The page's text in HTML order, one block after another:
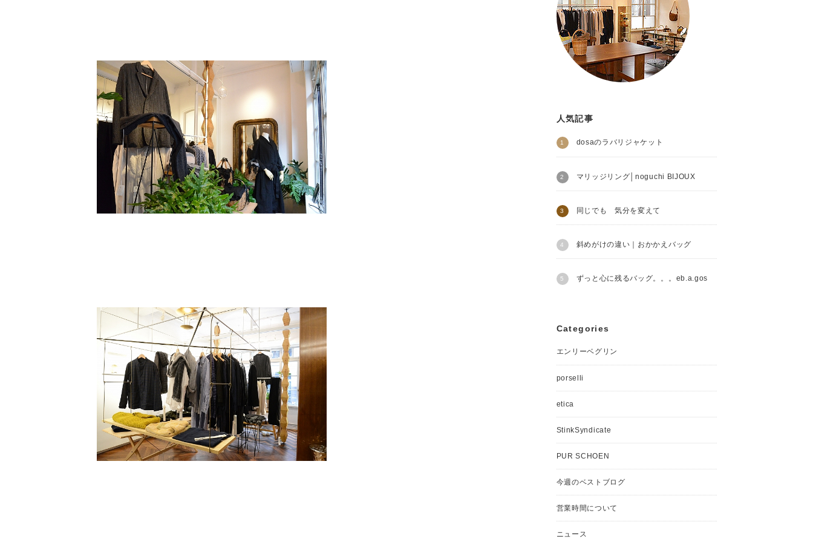
人気記事
dosaのラバリジャケット
マリッジリング│noguchi BIJOUX
同じでも 気分を変えて
斜めがけの違い｜おかかえバッグ
ずっと心に残るバッグ。。。eb.a.gos
Categories
エンリーベグリン
porselli
etica
StinkSyndicate
PUR SCHOEN
今週のベストブログ
営業時間について
ニュース